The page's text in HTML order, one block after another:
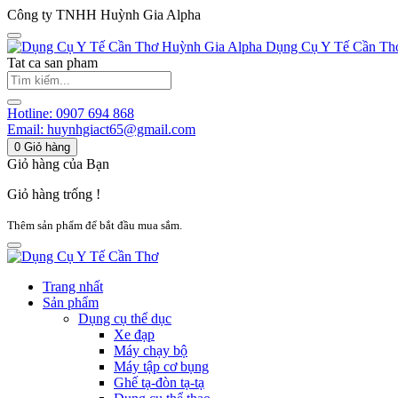
Công ty TNHH Huỳnh Gia Alpha
Huỳnh Gia Alpha Dụng Cụ Y Tế Cần
Tat ca san pham
Hotline: 0907 694 868
Email: huynhgiact65@gmail.com
0 Giỏ hàng
Giỏ hàng của Bạn
Giỏ hàng trống !
Thêm sản phẩm để bắt đầu mua sắm.
Trang nhất
Sản phẩm
Dụng cụ thể dục
Xe đạp
Máy chạy bộ
Máy tập cơ bụng
Ghế tạ-đòn tạ-tạ